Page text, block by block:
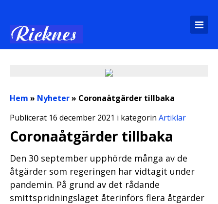
Hem » Nyheter» Coronaåtgärder tillbaka
Publicerat 16 december 2021 i kategorin Artiklar
Coronaåtgärder tillbaka
Den 30 september upphörde många av de
åtgärder som regeringen har vidtagit under
pandemin. På grund av det rådande
smittspridningsläget återinförs flera åtgärder